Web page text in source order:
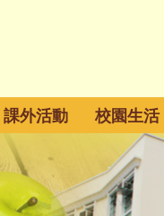
課外活動 校園生活